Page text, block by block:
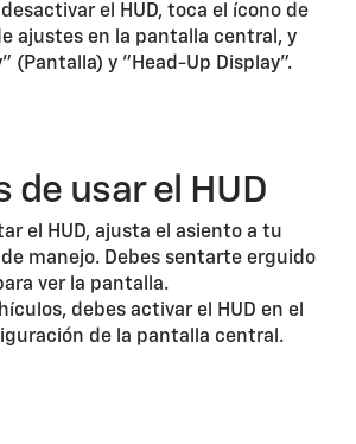
el HUD, toca el ícono de
ajustes en la pantalla central, y
(Pantalla) y "Head-Up Display".
de usar el HUD
el HUD, ajusta el asiento a tu
manejo. Debes sentarte erguido
ver la pantalla.
debes activar el HUD en el
de la pantalla central.